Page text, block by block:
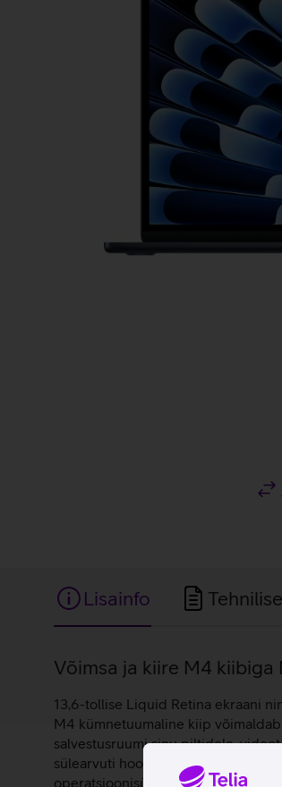
Lisainfo
Lisainfo
Võimsa ja kiire M4 kiibiga
13,6-tollise Liquid Retina ekraani
M4 kümnetuumaline kiip
salvestusruumi sinu piltidele,
sülearvuti hoolitseb selle eest, et
operatsioonisüsteemil.